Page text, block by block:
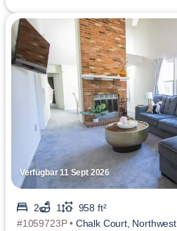
Verfügbar 11 Sept 2026
2 1
958 ft²
#1059723P • Chalk Court, Northwest